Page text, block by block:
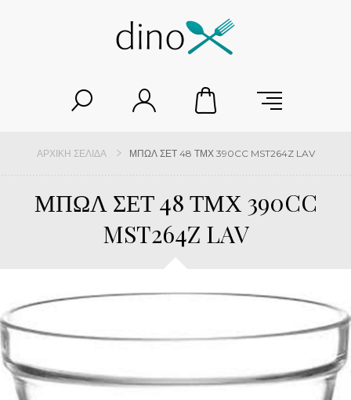
ΑΡΧΙΚΉ ΣΕΛΊΔΑ ΜΠΩΛ ΣΕΤ 48 ΤΜΧ 390CC MST264Z LAV
ΜΠΩΛ ΣΕΤ 48 ΤΜΧ 390CC
MST264Z LAV